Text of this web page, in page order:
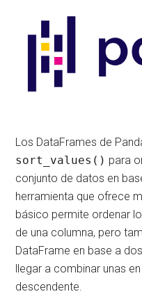
Los DataFrames de
sort_values() para
conjunto de datos en
herramienta que ofrece
básico permite ordenar
de una columna, pero
DataFrame en base a
llegar a combinar unas
descendente.